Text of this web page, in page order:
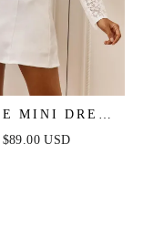
MINI DRESS
- LACE
$89.00 USD